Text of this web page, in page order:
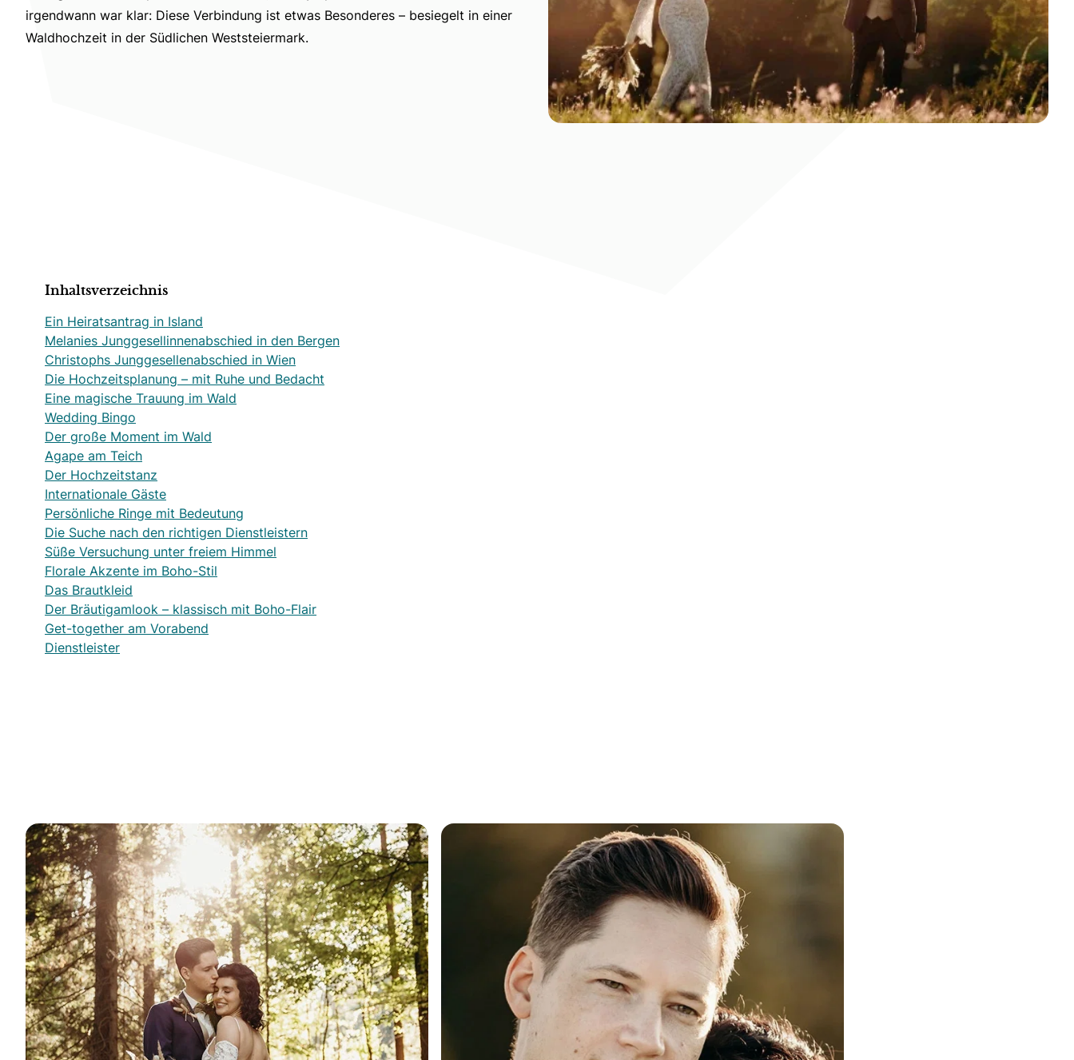
irgendwann war klar: Diese Verbindung ist etwas Besonderes – besiegelt in einer
Waldhochzeit in der Südlichen Weststeiermark.
Inhaltsverzeichnis
Ein Heiratsantrag in Island
Melanies Junggesellinnenabschied in den Bergen
Christophs Junggesellenabschied in Wien
Die Hochzeitsplanung – mit Ruhe und Bedacht
Eine magische Trauung im Wald
Wedding Bingo
Der große Moment im Wald
Agape am Teich
Der Hochzeitstanz
Internationale Gäste
Persönliche Ringe mit Bedeutung
Die Suche nach den richtigen Dienstleistern
Süße Versuchung unter freiem Himmel
Florale Akzente im Boho-Stil
Das Brautkleid
Der Bräutigamlook – klassisch mit Boho-Flair
Get-together am Vorabend
Dienstleister